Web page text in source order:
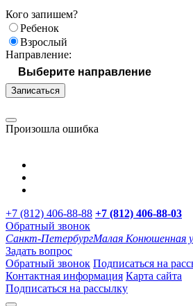
Кого запишем?
Ребенок
Взрослый
Направление:
Записаться
Произошла ошибка
+7 (812) 406-88-88 +7 (812) 406-88-03
Обратный звонок
Санкт-ПетербургМалая Конюшенная
Задать вопрос
Обратный звонок Подписаться на
Контактная информация Карта сайта
Подписаться на рассылку